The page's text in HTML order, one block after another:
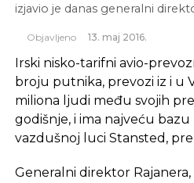
izjavio je danas generalni
Objavljeno 13. maj 2016.
Irski nisko-tarifni avio-
broju putnika, prevozi iz i u
miliona ljudi među svojih
godišnje, i ima najveću
vazdušnoj luci Stansted,
Generalni direktor